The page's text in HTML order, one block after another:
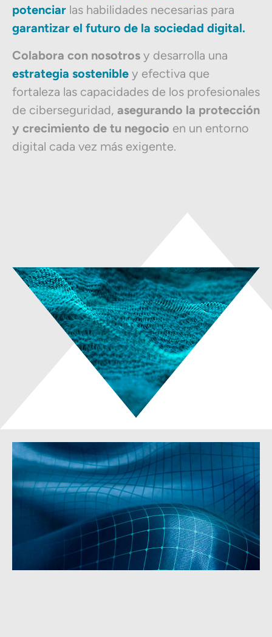
potenciar las habilidades necesarias para
garantizar el futuro de la sociedad digital.
Colabora con nosotros y desarrolla una
estrategia sostenible y efectiva que
fortaleza las capacidades de los profesionales
de ciberseguridad, asegurando la protección
y crecimiento de tu negocio en un entorno
digital cada vez más exigente.